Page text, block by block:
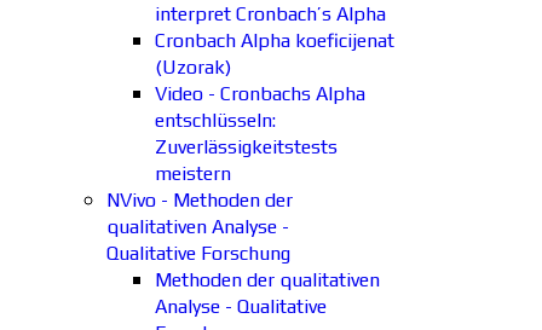
interpret Cronbach’s Alpha
Cronbach Alpha koeficijenat
(Uzorak)
Video - Cronbachs Alpha
entschlüsseln:
Zuverlässigkeitstests
meistern
NVivo - Methoden der
qualitativen Analyse -
Qualitative Forschung
Methoden der qualitativen
Analyse - Qualitative